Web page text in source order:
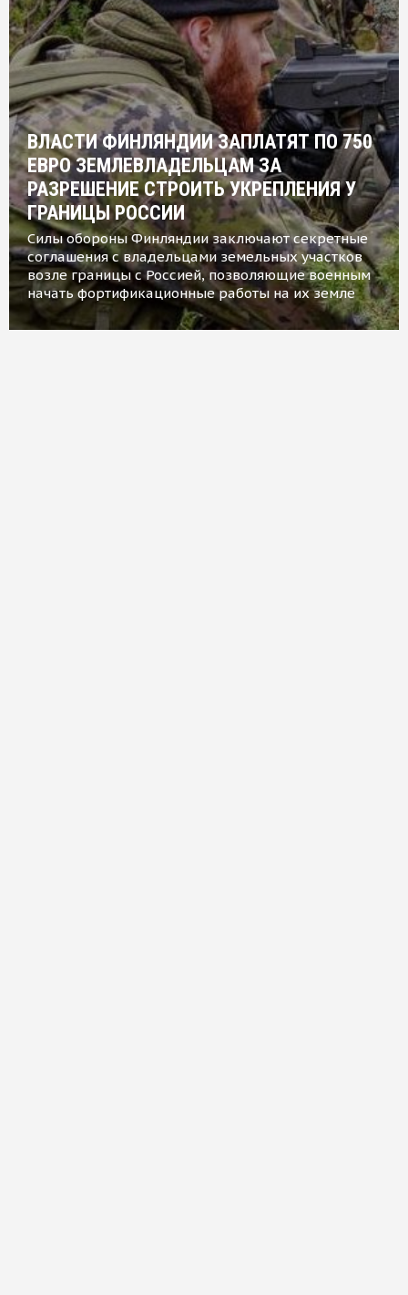
ВЛАСТИ ФИНЛЯНДИИ ЗАПЛАТЯТ ПО 750
ЕВРО ЗЕМЛЕВЛАДЕЛЬЦАМ ЗА
РАЗРЕШЕНИЕ СТРОИТЬ УКРЕПЛЕНИЯ У
ГРАНИЦЫ РОССИИ
Силы обороны Финляндии заключают секретные
соглашения с владельцами земельных участков
возле границы с Россией, позволяющие военным
начать фортификационные работы на их земле